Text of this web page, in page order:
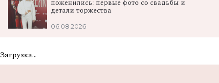
поженились: первые фото со свадьбы и
детали торжества
06.08.2026
Загрузка...